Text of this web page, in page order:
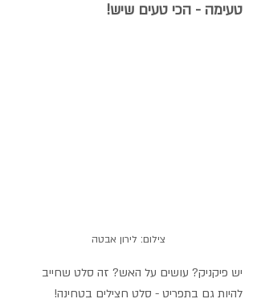
טעימה - הכי טעים שיש!
צילום: לירון אבטה
יש פיקניק? עושים על האש? זה סלט שחייב
להיות גם בתפריט - סלט חצילים בטחינה!